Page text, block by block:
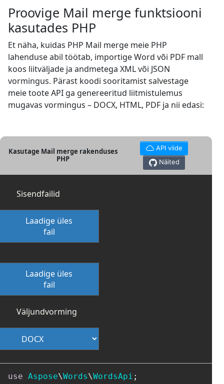
Proovige Mail merge funktsiooni
kasutades PHP
Et näha, kuidas PHP Mail merge meie PHP
lahenduse abil töötab, importige Word või PDF mall
koos liitväljade ja andmetega XML või JSON
vormingus. Pärast koodi sooritamist salvestage
meie toote API ga genereeritud liitmistulemus
mugavas vormingus – DOCX, HTML, PDF ja nii edasi:
Kasutage Mail merge rakenduses
PHP
API viide
Näited
Sisendfailid
Laadige üles
fail
Laadige üles
fail
Väljundvorming
use Aspose\Words\WordsApi ;